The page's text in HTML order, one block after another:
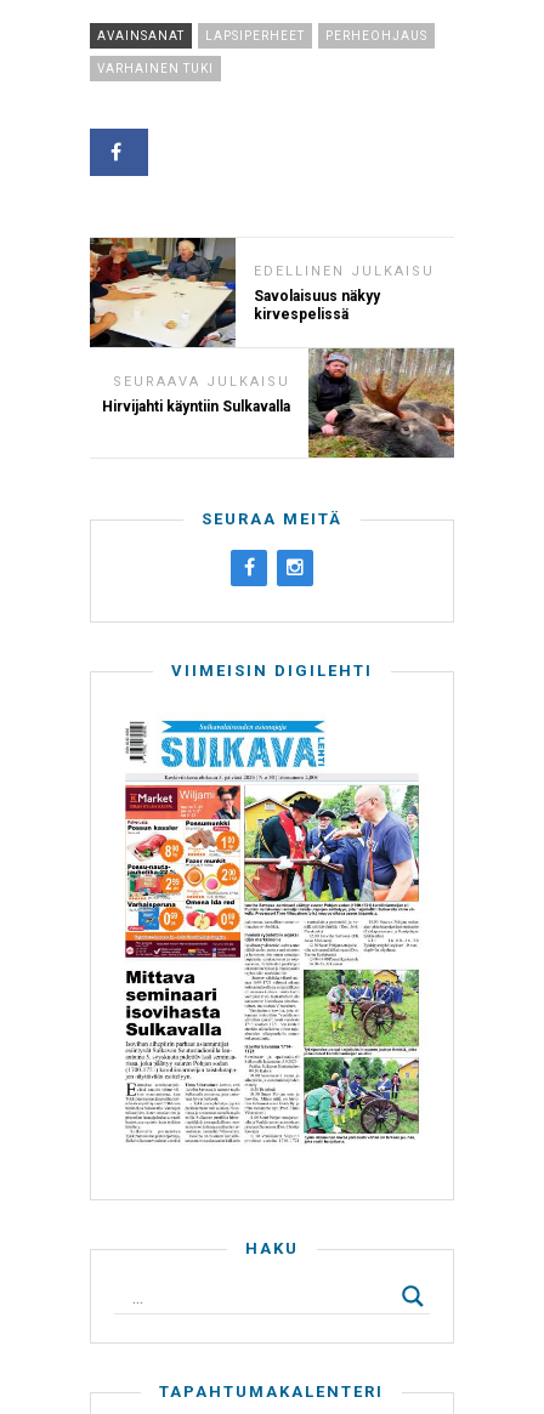
AVAINSANAT LAPSIPERHEET PERHEOHJAUS
VARHAINEN TUKI
EDELLINEN JULKAISU
Savolaisuus näkyy
kirvespelissä
SEURAAVA JULKAISU
Hirvijahti käyntiin Sulkavalla
SEURAA MEITÄ
VIIMEISIN DIGILEHTI
HAKU
TAPAHTUMAKALENTERI